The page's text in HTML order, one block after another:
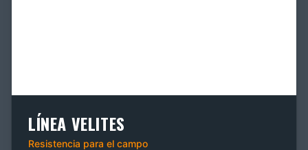
LÍNEA VELITES
Resistencia para el campo